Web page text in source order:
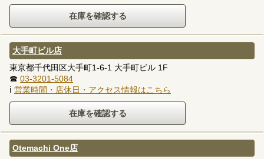
大手町ビル店
東京都千代田区大手町1-6-1 大手町ビル 1F
☎ 03-3201-5084
ℹ 営業時間・店休日・アクセス情報はこちら
Otemachi One店